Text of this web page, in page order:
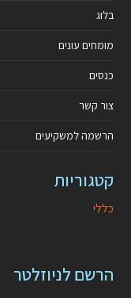
בלוג
מומחים עונים
כנסים
צור קשר
הרשמה למשקיעים
קטגוריות
כללי
הרשם לניוזלטר